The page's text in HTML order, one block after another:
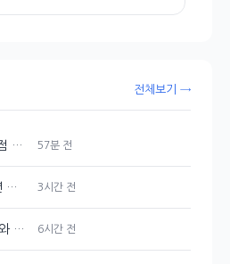
전체보기 →
머스크, 엔비디아 독점 선언한 스페이스X AI 인프라 57분 전
Ultragenyx, 2026년 매출 목표 재확인하며 Q2 적자폭 축소 3시간 전
Aehr Test Systems와 Microsoft, 수익 성장 비교 분석 6시간 전